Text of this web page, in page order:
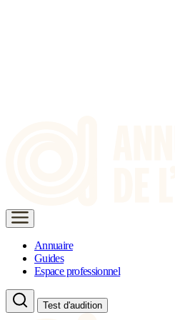
Annuaire
Guides
Espace professionnel
Test d'audition